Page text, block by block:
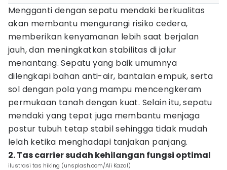
Mengganti dengan sepatu mendaki berkualitas
akan membantu mengurangi risiko cedera,
memberikan kenyamanan lebih saat berjalan
jauh, dan meningkatkan stabilitas di jalur
menantang. Sepatu yang baik umumnya
dilengkapi bahan anti-air, bantalan empuk, serta
sol dengan pola yang mampu mencengkeram
permukaan tanah dengan kuat. Selain itu, sepatu
mendaki yang tepat juga membantu menjaga
postur tubuh tetap stabil sehingga tidak mudah
lelah ketika menghadapi tanjakan panjang.
2. Tas carrier sudah kehilangan fungsi optimal
ilustrasi tas hiking (unsplash.com/Ali Kazal)